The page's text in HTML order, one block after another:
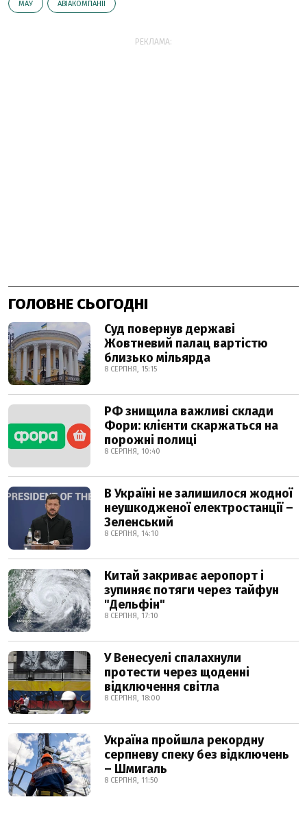
МАУ АВІАКОМПАНІЇ
РЕКЛАМА:
ГОЛОВНЕ СЬОГОДНІ
Суд повернув державі
Жовтневий палац вартістю
близько мільярда
8 СЕРПНЯ, 15:15
РФ знищила важливі склади
Фори: клієнти скаржаться на
порожні полиці
8 СЕРПНЯ, 10:40
В Україні не залишилося жодної
неушкодженої електростанції –
Зеленський
8 СЕРПНЯ, 14:10
Китай закриває аеропорт і
зупиняє потяги через тайфун
"Дельфін"
8 СЕРПНЯ, 17:10
У Венесуелі спалахнули
протести через щоденні
відключення світла
8 СЕРПНЯ, 18:00
Україна пройшла рекордну
серпневу спеку без відключень
– Шмигаль
8 СЕРПНЯ, 11:50